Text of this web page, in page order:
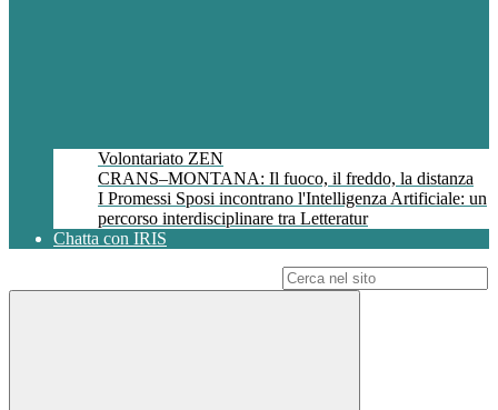
Volontariato ZEN
CRANS–MONTANA: Il fuoco, il freddo, la distanza
I Promessi Sposi incontrano l'Intelligenza Artificiale: un
percorso interdisciplinare tra Letteratur
Chatta con IRIS